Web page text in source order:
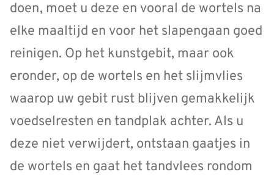
doen, moet u deze en vooral de wortels na
elke maaltijd en voor het slapengaan goed
reinigen. Op het kunstgebit, maar ook
eronder, op de wortels en het slijmvlies
waarop uw gebit rust blijven gemakkelijk
voedselresten en tandplak achter. Als u
deze niet verwijdert, ontstaan gaatjes in
de wortels en gaat het tandvlees rondom